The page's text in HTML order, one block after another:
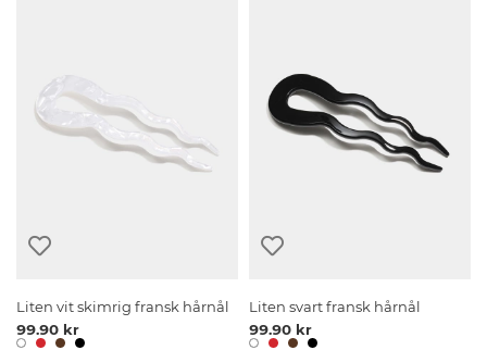
Liten vit skimrig fransk hårnål
99.90 kr
Liten svart fransk hårnål
99.90 kr